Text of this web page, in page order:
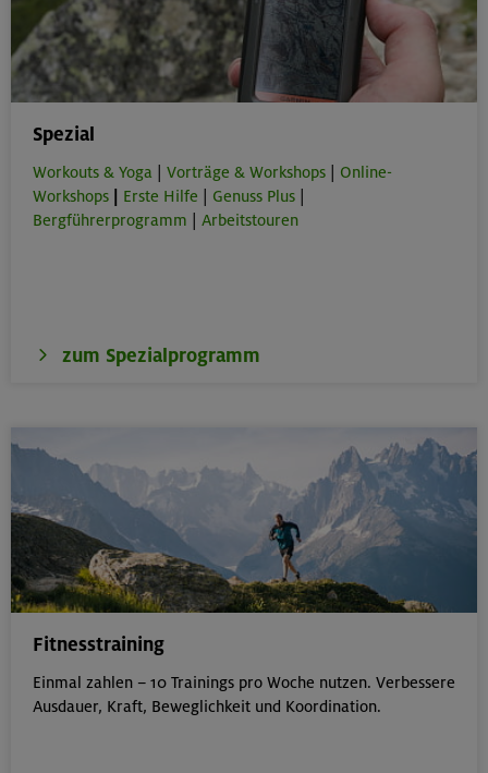
Spezial
Workouts & Yoga Vorträge & Workshops
Online-
Workshops
Erste Hilfe Genuss Plus
Bergführerprogramm
Arbeitstouren
zum Spezialprogramm
Fitnesstraining
Einmal zahlen – 10 Trainings pro Woche nutzen. Verbessere
Ausdauer, Kraft, Beweglichkeit und Koordination.